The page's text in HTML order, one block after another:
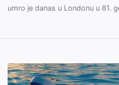
umro je danas u Londonu u 81.